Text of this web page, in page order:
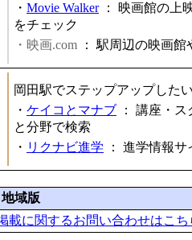
・ Movie Walker： 映画館の上
をチェック
・映画.com ： 駅周辺の映画館
岡田駅でステップアップした
・ ケイコとマナブ ： 講座・ス
と分野で検索
・ リクナビ進学 ： 進学情報サ
域版
載に関するお問い合わせはこち